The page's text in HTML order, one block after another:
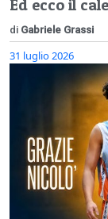
Ed ecco il
di Gabriele Grassi
31 luglio 2026